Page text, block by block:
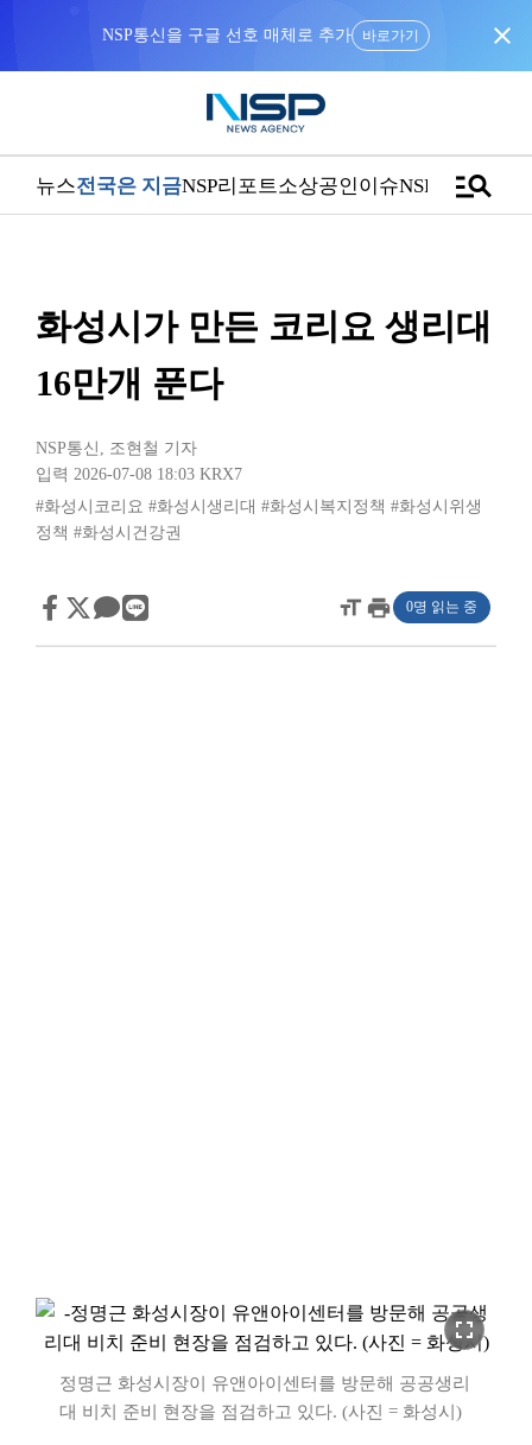
바로가기 close
뉴스전국은 지금NSP리포트소상공인이슈NSPTVmanage_search
화성시가 만든 코리요 생리대
16만개 푼다
NSP통신 , 조현철 기자
입력 2026-07-08 18:03 KRX7
#화성시코리요 #화성시생리대 #화성시복지정책 #화성시위생
정책 #화성시건강권
format_sizeprint 0명 읽는 중
fullscreen
정명근 화성시장이 유앤아이센터를 방문해 공공생리
대 비치 준비 현장을 점검하고 있다. (사진 = 화성시)